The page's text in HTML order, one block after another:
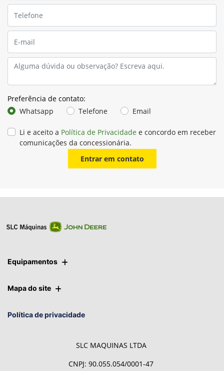
Preferência de contato:
Whatsapp
Telefone Email
Li e aceito a Política de Privacidade e concordo em receber
comunicações da concessionária.
Entrar em contato
Equipamentos
Mapa do site
Política de privacidade
SLC MAQUINAS LTDA
CNPJ: 90.055.054/0001-47